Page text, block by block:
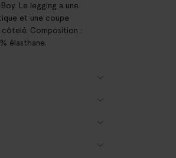
Le legging a une
et une coupe
Composition :
élasthane.